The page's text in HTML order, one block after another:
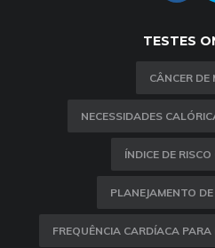
TESTES
CÂNCER DE
NECESSIDADES
ÍNDICE DE
PLANEJAMENTO
FREQUÊNCIA CARDÍACA PARA